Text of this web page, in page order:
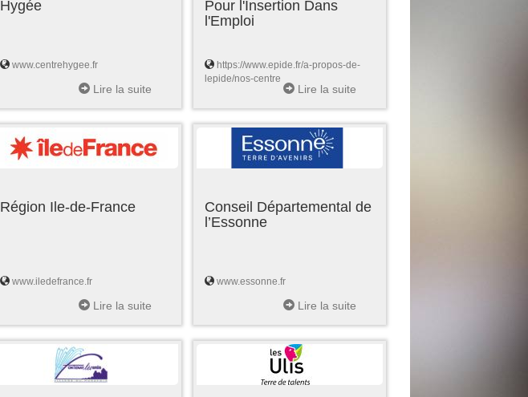
Hygée
www.centrehygee.fr
Lire la suite
Pour l'Insertion Dans
l'Emploi
https://www.epide.fr/a-propos-de-
lepide/nos-centre
Lire la suite
Région Ile-de-France
www.iledefrance.fr
Lire la suite
Conseil Départemental de
l’Essonne
www.essonne.fr
Lire la suite